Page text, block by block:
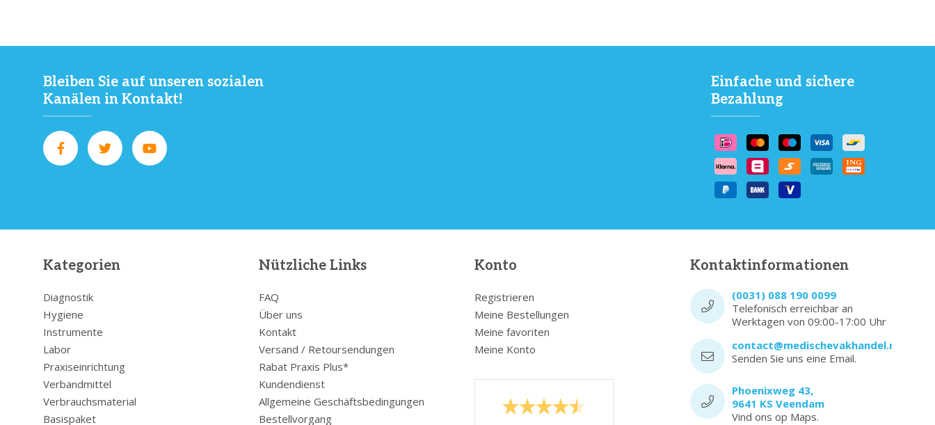
Bleiben Sie auf unseren sozialen
Kanälen in Kontakt!
Einfache und sichere
Bezahlung
Kategorien
Diagnostik
Hygiene
Instrumente
Labor
Praxiseinrichtung
Verbandmittel
Verbrauchsmaterial
Basispaket
Nützliche Links
FAQ
Über uns
Kontakt
Versand / Retoursendungen
Rabat Praxis Plus*
Kundendienst
Allgemeine Geschäftsbedingungen
Bestellvorgang
Konto
Registrieren
Meine Bestellungen
Meine favoriten
Meine Konto
Kontaktinformationen
(0031) 088 190 0099
Telefonisch erreichbar an
Werktagen von 09:00-17:00 Uhr
contact@medischevakhandel.nl
Senden Sie uns eine Email.
Phoenixweg 43,
9641 KS Veendam
Vind ons op Maps.